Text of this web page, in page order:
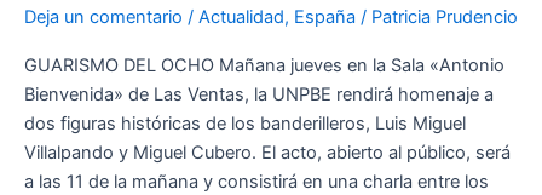
Deja un comentario / Actualidad, España / Patricia Prudencio
GUARISMO DEL OCHO Mañana jueves en la Sala «Antonio
Bienvenida» de Las Ventas, la UNPBE rendirá homenaje a
dos figuras históricas de los banderilleros, Luis Miguel
Villalpando y Miguel Cubero. El acto, abierto al público, será
a las 11 de la mañana y consistirá en una charla entre los
Villalpando
y
Miguel
Cubero